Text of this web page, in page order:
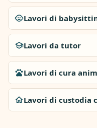
Lavori di
Lavori da tutor
Lavori di cura
Lavori di custodia